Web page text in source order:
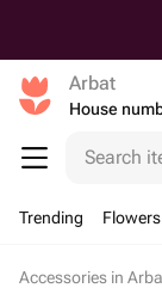
Arbat
Search
Trending Flowers
Accessories in